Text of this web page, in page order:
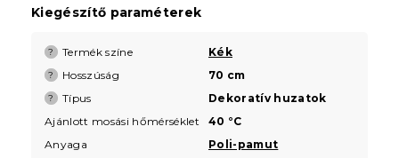
Kiegészítő paraméterek
? Termék színe Kék
? Hosszúság 70 cm
? Típus
Dekoratív huzatok
Ajánlott mosási hőmérséklet
40 °C
Anyaga
Poli-pamut